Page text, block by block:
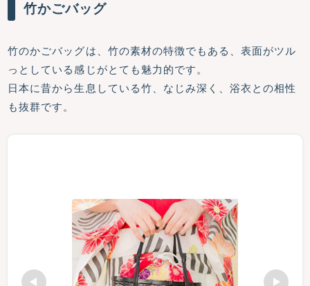
竹かごバッグ
竹のかごバッグは、竹の素材の特徴でもある、表面がツル
っとしている感じがとても魅力的です。
日本に昔から生息している竹、なじみ深く、浴衣との相性
も抜群です。